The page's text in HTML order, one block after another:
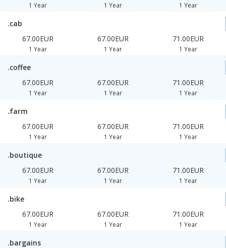
1 Year 1 Year 1 Year
.cab
67.00EUR
1 Year
67.00EUR
1 Year
71.00EUR
1 Year
.coffee
67.00EUR
1 Year
67.00EUR
1 Year
71.00EUR
1 Year
.farm
67.00EUR
1 Year
67.00EUR
1 Year
71.00EUR
1 Year
.boutique
67.00EUR
1 Year
67.00EUR
1 Year
71.00EUR
1 Year
.bike
67.00EUR
1 Year
67.00EUR
1 Year
71.00EUR
1 Year
.bargains